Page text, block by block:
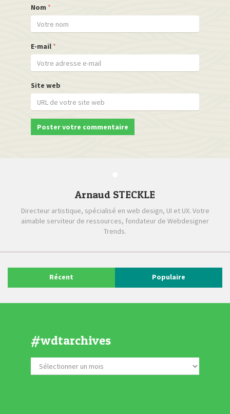
Nom *
E-mail *
Site web
Arnaud STECKLE
Directeur artistique, spécialisé en web design, UI et UX. Votre
aimable serviteur de ressources, fondateur de Webdesigner
Trends.
Récent Populaire
#wdtarchives